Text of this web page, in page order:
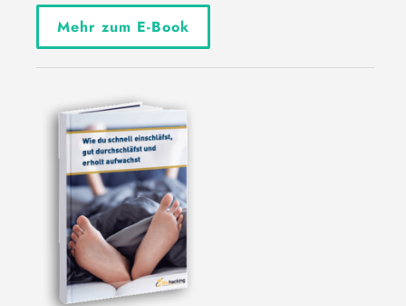
Mehr zum E-Book